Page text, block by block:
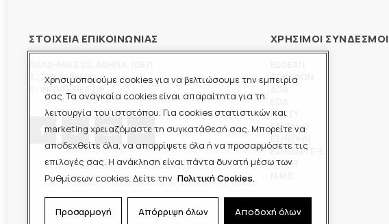
Χρησιμοποιούμε cookies για να βελτιώσουμε την εμπειρία
σας. Τα αναγκαία cookies είναι απαραίτητα για τη
λειτουργία του ιστοτόπου. Για cookies στατιστικών και
marketing χρειαζόμαστε τη συγκατάθεσή σας. Μπορείτε να
αποδεχθείτε όλα, να απορρίψετε όλα ή να προσαρμόσετε τις
επιλογές σας. Η ανάκληση είναι πάντα δυνατή μέσω των
Ρυθμίσεων cookies. Δείτε την Πολιτική Cookies.
Προσαρμογή Απόρριψη όλων Αποδοχή όλων
ΣΤΟΙΧΕΙΑ ΕΠΙΚΟΙΝΩΝΙΑΣ
210-3675400
ΧΡΗΣΙΜΟΙ ΣΥΝΔΕΣΜΟΙ
ΞΕΝΟΦΩΝ
ΠΟΕΣΥ
ΕΣΗΕΜ-Θ
ΕΣΗΕΘΣΤΕ-Ε
ΕΣΠΗΤ